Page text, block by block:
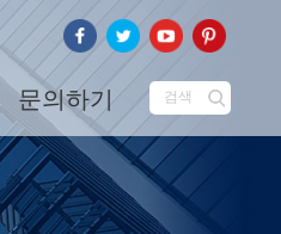
문의하기 검색